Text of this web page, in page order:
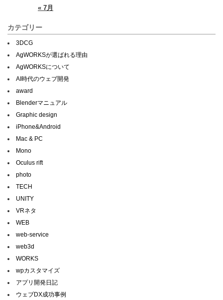
« 7月
カテゴリー
3DCG
AgWORKSが選ばれる理由
AgWORKSについて
AI時代のウェブ開発
award
Blenderマニュアル
Graphic design
iPhone&Android
Mac & PC
Mono
Oculus rift
photo
TECH
UNITY
VRネタ
WEB
web-service
web3d
WORKS
wpカスタマイズ
アプリ開発日記
ウェブDX成功事例